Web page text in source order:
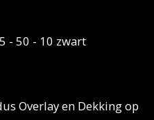
- 50 - 10 zwart
Overlay en Dekking op